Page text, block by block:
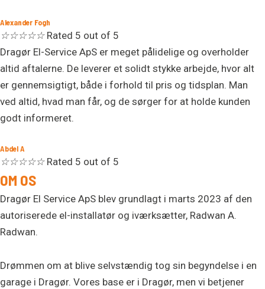
Alexander Fogh
☆☆☆☆☆ Rated 5 out of 5
Dragør El-Service ApS er meget pålidelige og overholder
altid aftalerne. De leverer et solidt stykke arbejde, hvor alt
er gennemsigtigt, både i forhold til pris og tidsplan. Man
ved altid, hvad man får, og de sørger for at holde kunden
godt informeret.
Abdel A
☆☆☆☆☆ Rated 5 out of 5
OM OS
Dragør El Service ApS blev grundlagt i marts 2023 af den
autoriserede el-installatør og iværksætter, Radwan A.
Radwan.
Drømmen om at blive selvstændig tog sin begyndelse i en
garage i Dragør. Vores base er i Dragør, men vi betjener